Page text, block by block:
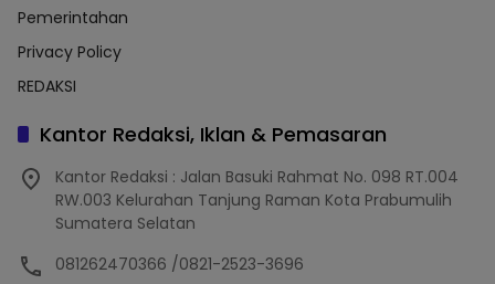
Pemerintahan
Privacy Policy
REDAKSI
Kantor Redaksi, Iklan & Pemasaran
Kantor Redaksi : Jalan Basuki Rahmat No. 098 RT.004
RW.003 Kelurahan Tanjung Raman Kota Prabumulih
Sumatera Selatan
081262470366 /0821-2523-3696